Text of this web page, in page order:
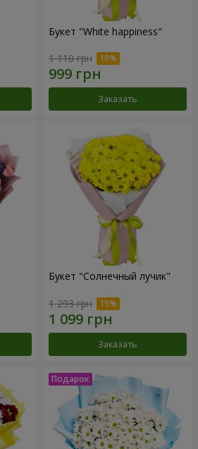
Букет "White happiness"
1 110 грн
Заказать
Букет "Солнечный лучик"
1 293 грн
Заказать